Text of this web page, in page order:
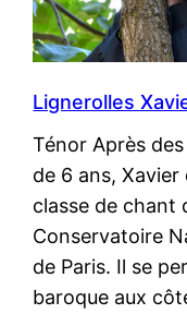
Lignerolles
Ténor Après
de 6 ans,
classe de chant
Conservatoire
de Paris. Il se
baroque aux